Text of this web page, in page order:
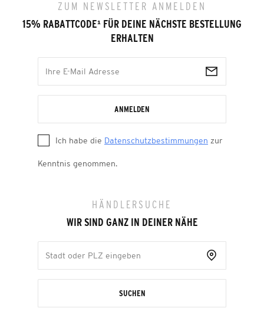
ZUM NEWSLETTER ANMELDEN
15% RABATTCODE¹ FÜR DEINE NÄCHSTE BESTELLUNG
ERHALTEN
ANMELDEN
Ich habe die Datenschutzbestimmungen zur
Kenntnis genommen.
HÄNDLERSUCHE
WIR SIND GANZ IN DEINER NÄHE
SUCHEN